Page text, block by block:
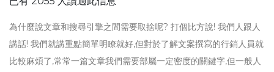
為什麼說文章和搜尋引擎之間需要取捨呢? 打個比方說! 我們人跟人
講話! 我們就講重點簡單明瞭就好,但對於了解文案撰寫的行銷人員就
比較麻煩了,常常一篇文章我們需要部屬一定密度的關鍵字,但一般人